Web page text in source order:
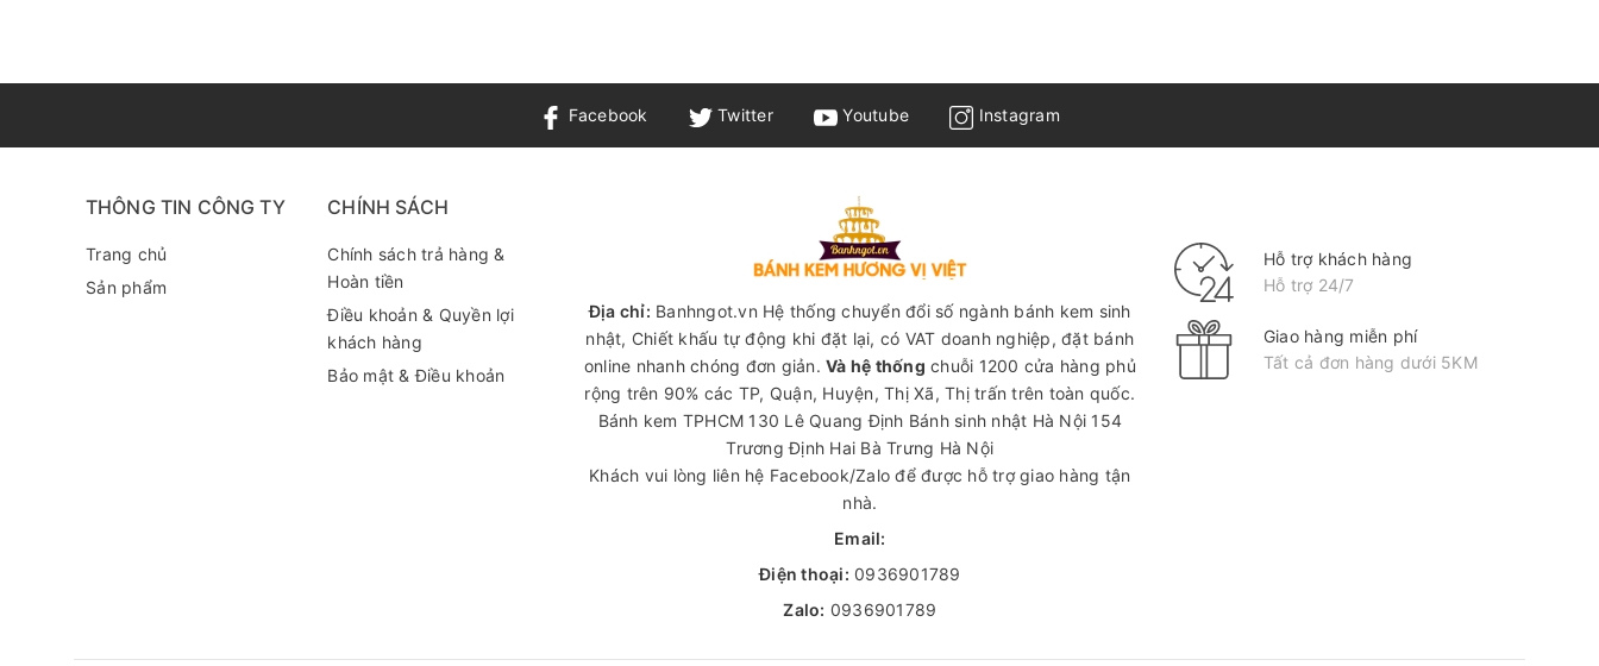
Facebook Twitter Youtube Instagram
THÔNG TIN CÔNG TY
Trang chủ
Sản phẩm
CHÍNH SÁCH
Chính sách trả hàng &
Hoàn tiền
Điều khoản & Quyền lợi
khách hàng
Bảo mật & Điều khoản
Địa chỉ: Banhngot.vn Hệ thống chuyển đổi số ngành bánh kem sinh
nhật, Chiết khấu tự động khi đặt lại, có VAT doanh nghiệp, đặt bánh
online nhanh chóng đơn giản.Và hệ thống chuỗi 1200 cửa hàng phủ
rộng trên 90% các TP, Quận, Huyện, Thị Xã, Thị trấn trên toàn quốc.
Bánh kem TPHCM 130 Lê Quang Định Bánh sinh nhật Hà Nội 154
Trương Định Hai Bà Trưng Hà Nội
Khách vui lòng liên hệ Facebook/Zalo để được hỗ trợ giao hàng tận
nhà.
Email:
Điện thoại: 0936901789
Zalo: 0936901789
Hỗ trợ khách hàng
Hỗ trợ 24/7
Giao hàng miễn phí
Tất cả đơn hàng dưới 5KM